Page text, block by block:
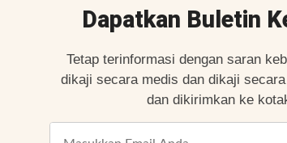
Dapatkan Buletin
Tetap terinformasi dengan saran
dikaji secara medis dan dikaji
dan dikirimkan ke